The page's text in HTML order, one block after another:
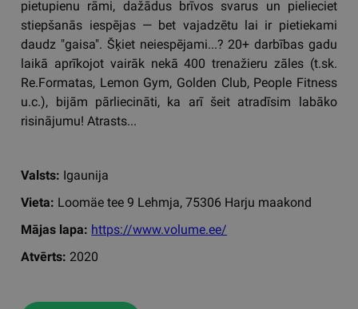
pietupienu rāmi, dažādus brīvos svarus un pielieciet
stiepšanās iespējas — bet vajadzētu lai ir pietiekami
daudz "gaisa". Šķiet neiespējami...? 20+ darbības gadu
laikā aprīkojot vairāk nekā 400 trenažieru zāles (t.sk.
Re.Formatas, Lemon Gym, Golden Club, People Fitness
u.c.), bijām pārliecināti, ka arī šeit atradīsim labāko
risinājumu! Atrasts...
Valsts: Igaunija
Vieta: Loomäe tee 9 Lehmja, 75306 Harju maakond
Mājas lapa: https://www.volume.ee/
Atvērts: 2020